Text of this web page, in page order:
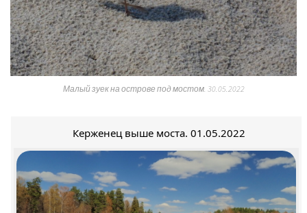
Малый зуек на острове под мостом. 30.05.2022
Керженец выше моста. 01.05.2022